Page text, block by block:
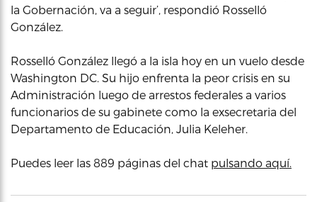
la Gobernación, va a seguir’, respondió Rosselló
González.
Rosselló González llegó a la isla hoy en un vuelo desde
Washington DC. Su hijo enfrenta la peor crisis en su
Administración luego de arrestos federales a varios
funcionarios de su gabinete como la exsecretaria del
Departamento de Educación, Julia Keleher.
Puedes leer las 889 páginas del chat pulsando aquí.